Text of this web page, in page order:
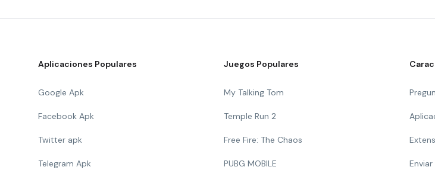
Aplicaciones Populares
Google Apk
Facebook Apk
Twitter apk
Telegram Apk
Juegos Populares
My Talking Tom
Temple Run 2
Free Fire: The Chaos
PUBG MOBILE